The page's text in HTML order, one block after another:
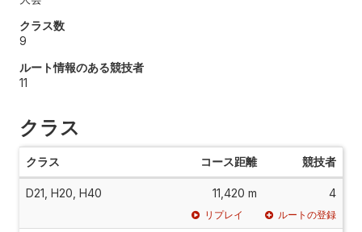
クラス数
9
ルート情報のある競技者
11
クラス
クラス コース距離 競技者
D21, H20, H40 11,420 m 4
リプレイ ルートの登録